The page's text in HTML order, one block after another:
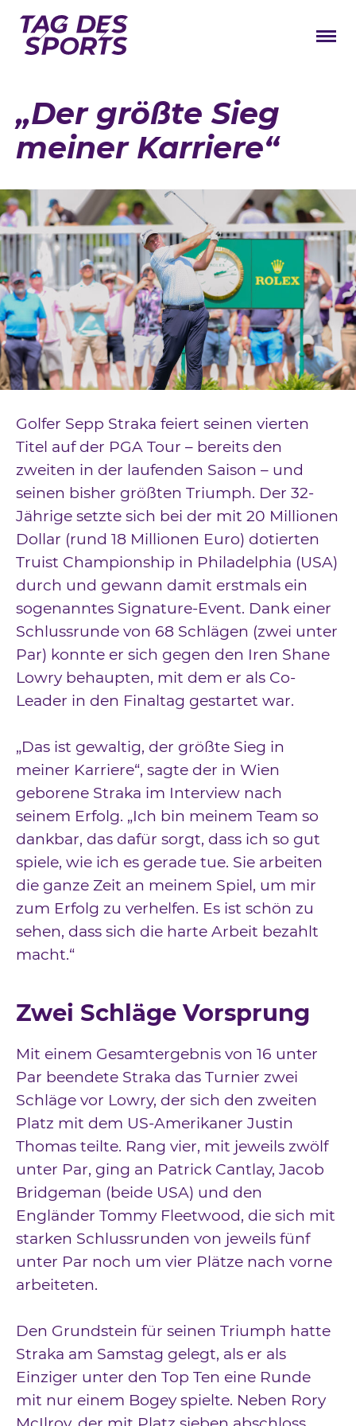
Stars
Lageplan
Galerie
Verbände
Barrierefreiheit
Downloads
Impressum
Datenschutz
„Der größte Sieg
meiner Karriere“
Golfer Sepp Straka feiert seinen vierten
Titel auf der PGA Tour – bereits den
zweiten in der laufenden Saison – und
seinen bisher größten Triumph. Der 32-
Jährige setzte sich bei der mit 20 Millionen
Dollar (rund 18 Millionen Euro) dotierten
Truist Championship in Philadelphia (USA)
durch und gewann damit erstmals ein
sogenanntes Signature-Event. Dank einer
Schlussrunde von 68 Schlägen (zwei unter
Par) konnte er sich gegen den Iren Shane
Lowry behaupten, mit dem er als Co-
Leader in den Finaltag gestartet war.
„Das ist gewaltig, der größte Sieg in
meiner Karriere“, sagte der in Wien
geborene Straka im Interview nach
seinem Erfolg. „Ich bin meinem Team so
dankbar, das dafür sorgt, dass ich so gut
spiele, wie ich es gerade tue. Sie arbeiten
die ganze Zeit an meinem Spiel, um mir
zum Erfolg zu verhelfen. Es ist schön zu
sehen, dass sich die harte Arbeit bezahlt
macht.“
Zwei Schläge Vorsprung
Mit einem Gesamtergebnis von 16 unter
Par beendete Straka das Turnier zwei
Schläge vor Lowry, der sich den zweiten
Platz mit dem US-Amerikaner Justin
Thomas teilte. Rang vier, mit jeweils zwölf
unter Par, ging an Patrick Cantlay, Jacob
Bridgeman (beide USA) und den
Engländer Tommy Fleetwood, die sich mit
starken Schlussrunden von jeweils fünf
unter Par noch um vier Plätze nach vorne
arbeiteten.
Den Grundstein für seinen Triumph hatte
Straka am Samstag gelegt, als er als
Einziger unter den Top Ten eine Runde
mit nur einem Bogey spielte. Neben Rory